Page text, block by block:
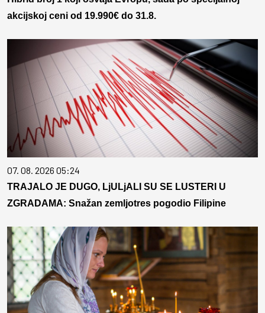
akcijskoj ceni od 19.990€ do 31.8.
07. 08. 2026 05:24
TRAJALO JE DUGO, LjULjALI SU SE LUSTERI U
ZGRADAMA: Snažan zemljotres pogodio Filipine